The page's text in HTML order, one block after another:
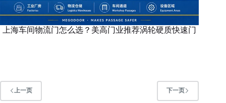
上海车间物流门怎么选？美高门业推荐涡轮硬质快速门
上一页 下一页